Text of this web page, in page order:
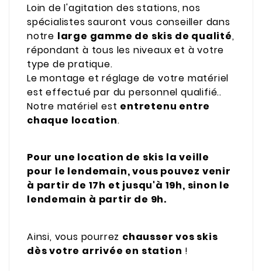
Loin de l'agitation des stations, nos
spécialistes sauront vous conseiller dans
notre large gamme de skis de qualité,
répondant à tous les niveaux et à votre
type de pratique.
Le montage et réglage de votre matériel
est effectué par du personnel qualifié..
Notre matériel est entretenu entre
chaque location.
Pour une location de skis la veille
pour le lendemain, vous pouvez venir
à partir de 17h et jusqu'à 19h, sinon le
lendemain à partir de 9h.
Ainsi, vous pourrez chausser vos skis
dès votre arrivée en station !